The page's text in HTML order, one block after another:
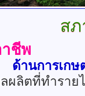
สภ
ชีพ
ด้านการเกษ
ผลิตที่ทำราย